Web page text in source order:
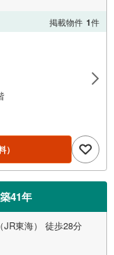
掲載物件 1件
）
41年
JR東海） 徒歩28分